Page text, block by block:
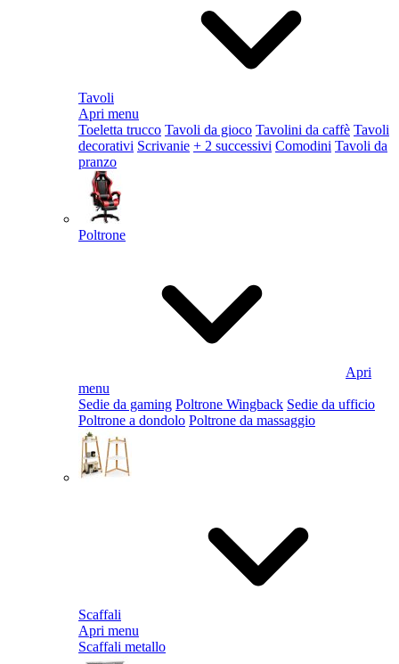
Tavoli
Apri menu
Toeletta trucco Tavoli da gioco Tavolini da caffè Tavoli
decorativi Scrivanie + 2 successivi Comodini Tavoli da
pranzo
Poltrone
Apri
menu
Sedie da gaming Poltrone Wingback Sedie da ufficio
Poltrone a dondolo Poltrone da massaggio
Scaffali
Apri menu
Scaffali metallo